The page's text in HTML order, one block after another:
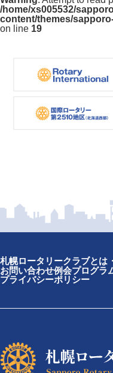
/home/xs005532/
content/themes/
on line 19
札幌ロータリークラブとは
お問い合わせ例会プログラ
プライバシーポリシー